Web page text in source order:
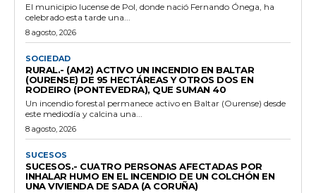
El municipio lucense de Pol, donde nació Fernando Ónega, ha
celebrado esta tarde una...
8 agosto, 2026
SOCIEDAD
RURAL.- (AM2) ACTIVO UN INCENDIO EN BALTAR
(OURENSE) DE 95 HECTÁREAS Y OTROS DOS EN
RODEIRO (PONTEVEDRA), QUE SUMAN 40
Un incendio forestal permanece activo en Baltar (Ourense) desde
este mediodía y calcina una...
8 agosto, 2026
SUCESOS
SUCESOS.- CUATRO PERSONAS AFECTADAS POR
INHALAR HUMO EN EL INCENDIO DE UN COLCHÓN EN
UNA VIVIENDA DE SADA (A CORUÑA)